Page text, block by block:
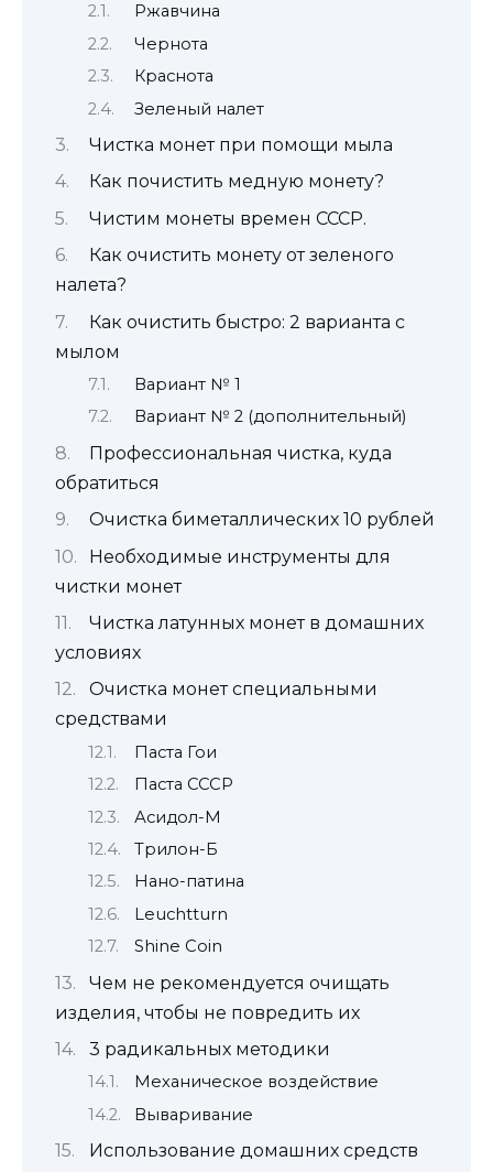
Ржавчина
Чернота
Краснота
Зеленый налет
Чистка монет при помощи мыла
Как почистить медную монету?
Чистим монеты времен СССР.
Как очистить монету от зеленого
налета?
Как очистить быстро: 2 варианта с
мылом
Вариант № 1
Вариант № 2 (дополнительный)
Профессиональная чистка, куда
обратиться
Очистка биметаллических 10 рублей
Необходимые инструменты для
чистки монет
Чистка латунных монет в домашних
условиях
Очистка монет специальными
средствами
Паста Гои
Паста СССР
Асидол-М
Трилон-Б
Нано-патина
Leuchtturn
Shine Coin
Чем не рекомендуется очищать
изделия, чтобы не повредить их
3 радикальных методики
Механическое воздействие
Вываривание
Использование домашних средств